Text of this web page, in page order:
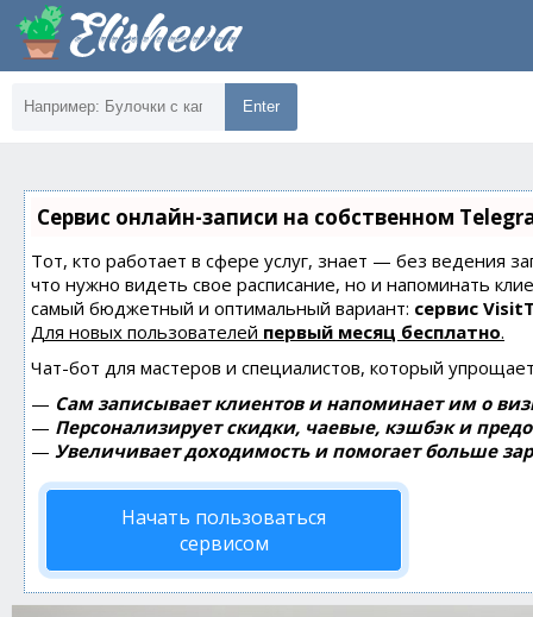
Enter
Сервис онлайн-записи на собственном
Тот, кто работает в сфере услуг, знает — без ведения
что нужно видеть свое расписание, но и напоминать
самый бюджетный и оптимальный вариант: сервис
Для новых пользователей первый месяц бесплатно.
Чат-бот для мастеров и специалистов, который
— Сам записывает клиентов и напоминает им о
— Персонализирует скидки, чаевые, кэшбэк и
— Увеличивает доходимость и помогает больше
Начать пользоваться
сервисом